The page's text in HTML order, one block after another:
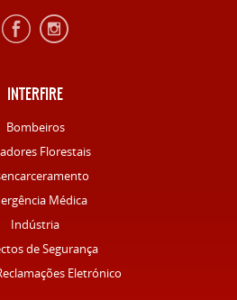
INTERFIRE
Bombeiros
Florestais
Médica
Indústria
de Segurança
Eletrónico